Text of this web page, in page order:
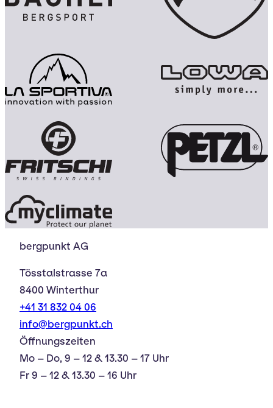
bergpunkt AG
Tösstalstrasse 7a
8400 Winterthur
+41 31 832 04 06
info@bergpunkt.ch
Öffnungszeiten
Mo – Do, 9 – 12 & 13.30 – 17 Uhr
Fr 9 – 12 & 13.30 – 16 Uhr